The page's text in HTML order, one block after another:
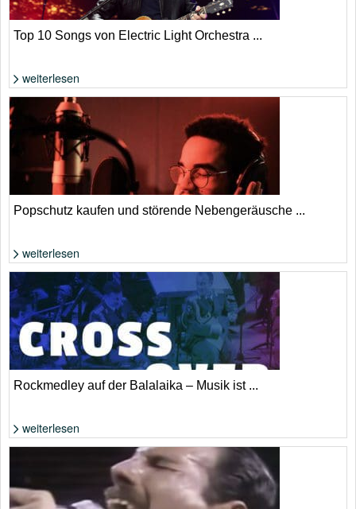
Foto: Yui Mok / Alamy Stock Foto
Top 10 Songs von Electric Light Orchestra ...
weiterlesen
Foto: Shutterstock von Pressmaster
Popschutz kaufen und störende Nebengeräusche ...
weiterlesen
Foto: extrahiert aus YouTube-Video
Rockmedley auf der Balalaika – Musik ist ...
weiterlesen